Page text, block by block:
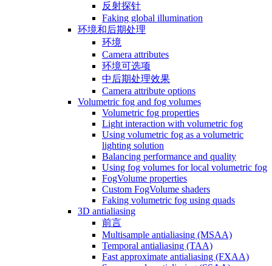
反射探针
Faking global illumination
环境和后期处理
环境
Camera attributes
环境可选项
中后期处理效果
Camera attribute options
Volumetric fog and fog volumes
Volumetric fog properties
Light interaction with volumetric fog
Using volumetric fog as a volumetric
lighting solution
Balancing performance and quality
Using fog volumes for local volumetric fog
FogVolume properties
Custom FogVolume shaders
Faking volumetric fog using quads
3D antialiasing
前言
Multisample antialiasing (MSAA)
Temporal antialiasing (TAA)
Fast approximate antialiasing (FXAA)